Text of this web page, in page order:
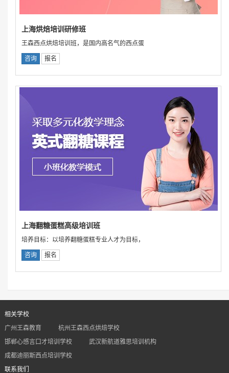
上海烘焙培训研修班
王森西点烘焙培训班，是国内高名气的西点蛋
咨询 报名
上海翻糖蛋糕高级培训班
培养目标：以培养翻糖蛋糕专业人才为目标，
咨询 报名
相关学校
广州王森教育
杭州王森西点烘焙学校
邯郸心感言口才培训学校
武汉新航道雅思培训机构
成都迪丽斯西点培训学校
联系我们